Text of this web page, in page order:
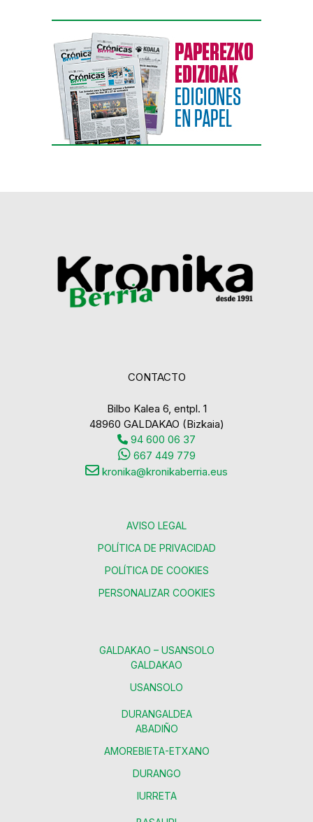
CONTACTO
Bilbo Kalea 6, entpl. 1
48960 GALDAKAO (Bizkaia)
94 600 06 37
667 449 779
kronika@kronikaberria.eus
AVISO LEGAL
POLÍTICA DE PRIVACIDAD
POLÍTICA DE COOKIES
PERSONALIZAR COOKIES
GALDAKAO – USANSOLO
GALDAKAO
USANSOLO
DURANGALDEA
ABADIÑO
AMOREBIETA-ETXANO
DURANGO
IURRETA